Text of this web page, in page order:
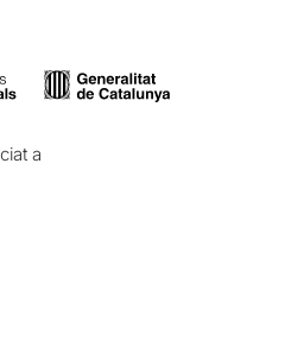
a